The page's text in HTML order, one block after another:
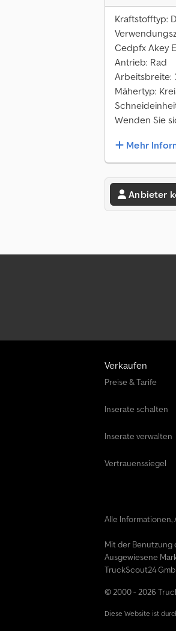
Kraftstofftyp:
Cedpfx Akey
Antrieb: Rad
Arbeitsbreite:
Mähertyp:
Wenden Sie
Mehr
Anbieter
Verkaufen
Preise & Tarife
Inserate schalten
Inserate verwalten
Vertrauenssiegel
Alle
Mit der Benutzung
Ausgewiesene
TruckScout24
© 2000 - 2026
Diese Website ist